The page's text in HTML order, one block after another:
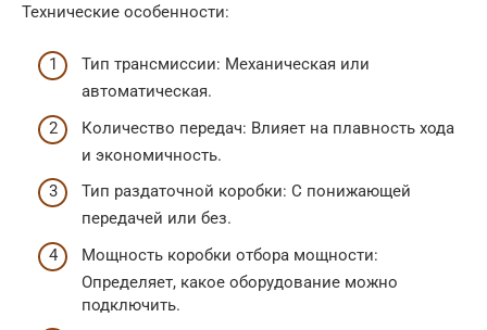
Технические особенности:
Тип трансмиссии: Механическая или
автоматическая.
Количество передач: Влияет на плавность хода
и экономичность.
Тип раздаточной коробки: С понижающей
передачей или без.
Мощность коробки отбора мощности:
Определяет, какое оборудование можно
подключить.